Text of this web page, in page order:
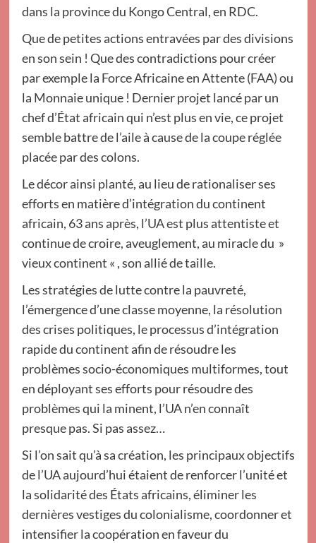
dans la province du Kongo Central, en RDC.
Que de petites actions entravées par des divisions
en son sein ! Que des contradictions pour créer
par exemple la Force Africaine en Attente (FAA) ou
la Monnaie unique ! Dernier projet lancé par un
chef d’État africain qui n’est plus en vie, ce projet
semble battre de l’aile à cause de la coupe réglée
placée par des colons.
Le décor ainsi planté, au lieu de rationaliser ses
efforts en matière d’intégration du continent
africain, 63 ans après, l’UA est plus attentiste et
continue de croire, aveuglement, au miracle du »
vieux continent « , son allié de taille.
Les stratégies de lutte contre la pauvreté,
l’émergence d’une classe moyenne, la résolution
des crises politiques, le processus d’intégration
rapide du continent afin de résoudre les
problèmes socio-économiques multiformes, tout
en déployant ses efforts pour résoudre des
problèmes qui la minent, l’UA n’en connaît
presque pas. Si pas assez…
Si l’on sait qu’à sa création, les principaux objectifs
de l’UA aujourd’hui étaient de renforcer l’unité et
la solidarité des États africains, éliminer les
dernières vestiges du colonialisme, coordonner et
intensifier la coopération en faveur du